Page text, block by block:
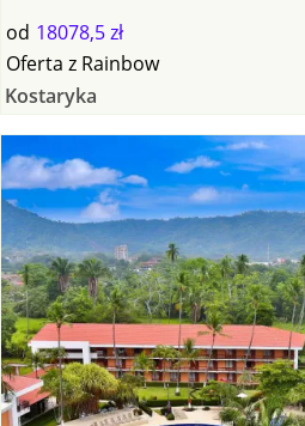
od 18078,5 zł
Oferta z Rainbow
Kostaryka